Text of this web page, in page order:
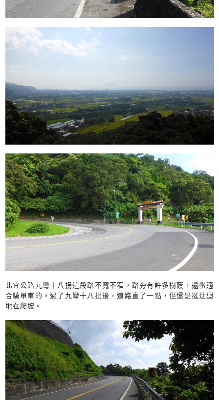
北宜公路九彎十八拐這段路不寬不窄，路旁有許多樹蔭，還蠻適
合騎單車的。過了九彎十八拐後，道路直了一點，但還是挺迂迴
地在爬坡。